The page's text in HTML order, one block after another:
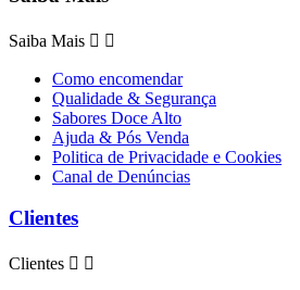
Saiba Mais  
Como encomendar
Qualidade & Segurança
Sabores Doce Alto
Ajuda & Pós Venda
Politica de Privacidade e Cookies
Canal de Denúncias
Clientes
Clientes  